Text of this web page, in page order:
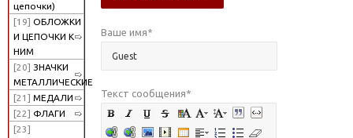
цепочки)
[19] ОБЛОЖКИ
И ЦЕПОЧКИ К
НИМ
[20] ЗНАЧКИ
МЕТАЛЛИЧЕСКИЕ
[21] МЕДАЛИ
[22] ФЛАГИ
[23]
Ваше имя*
Текст сообщения*